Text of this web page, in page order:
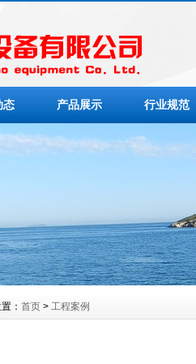
态 产品展示 行业规范
： 首页 > 工程案例